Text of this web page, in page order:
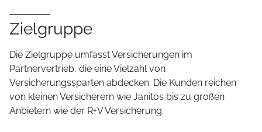
Zielgruppe
Die Zielgruppe umfasst Versicherungen im
Partnervertrieb, die eine Vielzahl von
Versicherungssparten abdecken. Die Kunden reichen
von kleinen Versicherern wie Janitos bis zu großen
Anbietern wie der R+V Versicherung.